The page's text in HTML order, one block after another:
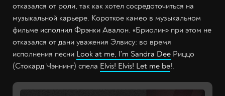
отказался от роли, так как хотел сосредоточиться на
музыкальной карьере. Короткое камео в музыкальном
фильме исполнил Фрэнки Авалон. «Бриолин» при этом не
отказался от дани уважения Элвису: во время
исполнения песни Look at me, I'm Sandra Dee Риццо
(Стокард Чэннинг) спела Elvis! Elvis! Let me be!.